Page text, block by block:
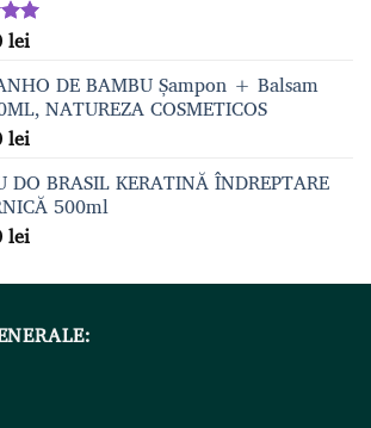
la
5
lei
DE BAMBU Șampon + Balsam
NATUREZA COSMETICOS
lei
DO BRASIL KERATINĂ ÎNDREPTARE
500ml
lei